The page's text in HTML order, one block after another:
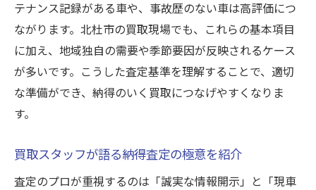
テナンス記録がある車や、事故歴のない車は高評価につ
ながります。北杜市の買取現場でも、これらの基本項目
に加え、地域独自の需要や季節要因が反映されるケース
が多いです。こうした査定基準を理解することで、適切
な準備ができ、納得のいく買取につなげやすくなりま
す。
買取スタッフが語る納得査定の極意を紹介
査定のプロが重視するのは「誠実な情報開示」と「現車